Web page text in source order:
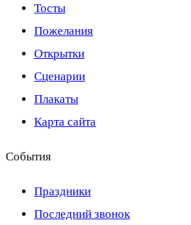
Тосты
Пожелания
Открытки
Сценарии
Плакаты
Карта сайта
События
Праздники
Последний звонок